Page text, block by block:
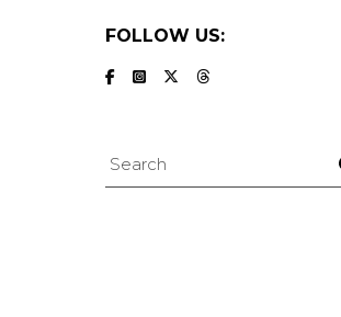
FOLLOW US:
Search